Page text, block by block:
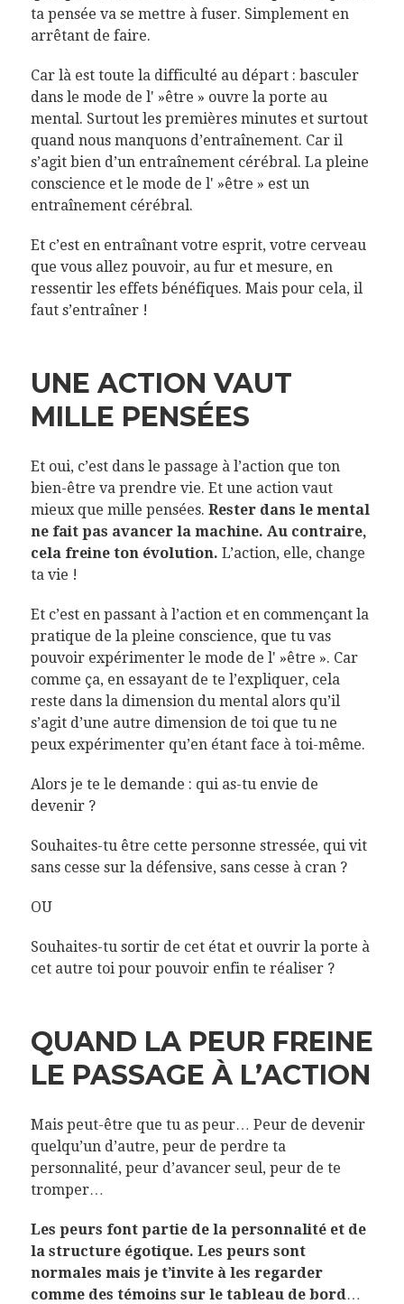
ta pensée va se mettre à fuser. Simplement en
arrêtant de faire.
Car là est toute la difficulté au départ : basculer
dans le mode de l' »être » ouvre la porte au
mental. Surtout les premières minutes et surtout
quand nous manquons d’entraînement. Car il
s’agit bien d’un entraînement cérébral. La pleine
conscience et le mode de l' »être » est un
entraînement cérébral.
Et c’est en entraînant votre esprit, votre cerveau
que vous allez pouvoir, au fur et mesure, en
ressentir les effets bénéfiques. Mais pour cela, il
faut s’entraîner !
UNE ACTION VAUT
MILLE PENSÉES
Et oui, c’est dans le passage à l’action que ton
bien-être va prendre vie. Et une action vaut
mieux que mille pensées. Rester dans le mental
ne fait pas avancer la machine. Au contraire,
cela freine ton évolution. L’action, elle, change
ta vie !
Et c’est en passant à l’action et en commençant la
pratique de la pleine conscience, que tu vas
pouvoir expérimenter le mode de l' »être ». Car
comme ça, en essayant de te l’expliquer, cela
reste dans la dimension du mental alors qu’il
s’agit d’une autre dimension de toi que tu ne
peux expérimenter qu’en étant face à toi-même.
Alors je te le demande : qui as-tu envie de
devenir ?
Souhaites-tu être cette personne stressée, qui vit
sans cesse sur la défensive, sans cesse à cran ?
OU
Souhaites-tu sortir de cet état et ouvrir la porte à
cet autre toi pour pouvoir enfin te réaliser ?
QUAND LA PEUR FREINE
LE PASSAGE À L’ACTION
Mais peut-être que tu as peur… Peur de devenir
quelqu’un d’autre, peur de perdre ta
personnalité, peur d’avancer seul, peur de te
tromper…
Les peurs font partie de la personnalité et de
la structure égotique. Les peurs sont
normales mais je t’invite à les regarder
comme des témoins sur le tableau de bord…